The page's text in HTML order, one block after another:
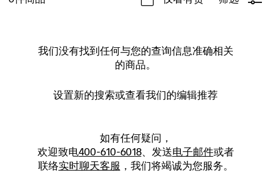
我们没有找到任何与您的查询信息准确相关
的商品。
设置新的搜索或查看我们的编辑推荐
如有任何疑问，
欢迎致电400-610-6018、发送电子邮件或者
联络实时聊天客服 ，我们将竭诚为您服务。